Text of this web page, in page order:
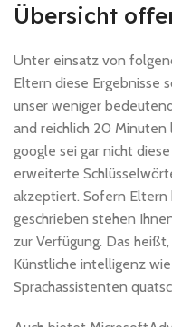
Übersicht
Unter einsatz von
Eltern diese Ergebnisse
unser weniger
and reichlich 20 Minuten
google sei gar nicht
erweiterte
akzeptiert. Sofern Eltern
geschrieben stehen
zur Verfügung. Das
Künstliche intelligenz
Sprachassistenten